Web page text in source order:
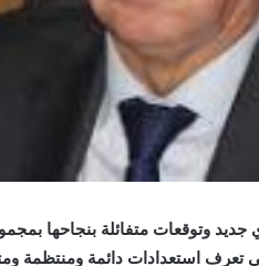
العبور يوم 5 يونيو 2023 بتحدي جديد وتوقعات
تعرف استعدادات دائمة ومنتظمة